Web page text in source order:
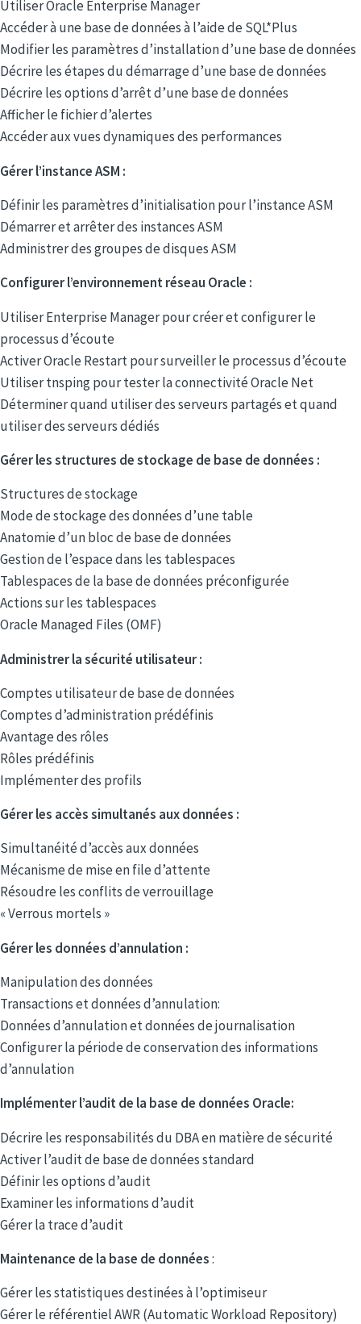
Utiliser Oracle Enterprise Manager
Accéder à une base de données à l’aide de SQL*Plus
Modifier les paramètres d’installation d’une base de données
Décrire les étapes du démarrage d’une base de données
Décrire les options d’arrêt d’une base de données
Afficher le fichier d’alertes
Accéder aux vues dynamiques des performances
Gérer l’instance ASM :
Définir les paramètres d’initialisation pour l’instance ASM
Démarrer et arrêter des instances ASM
Administrer des groupes de disques ASM
Configurer l’environnement réseau Oracle :
Utiliser Enterprise Manager pour créer et configurer le
processus d’écoute
Activer Oracle Restart pour surveiller le processus d’écoute
Utiliser tnsping pour tester la connectivité Oracle Net
Déterminer quand utiliser des serveurs partagés et quand
utiliser des serveurs dédiés
Gérer les structures de stockage de base de données :
Structures de stockage
Mode de stockage des données d’une table
Anatomie d’un bloc de base de données
Gestion de l’espace dans les tablespaces
Tablespaces de la base de données préconfigurée
Actions sur les tablespaces
Oracle Managed Files (OMF)
Administrer la sécurité utilisateur :
Comptes utilisateur de base de données
Comptes d’administration prédéfinis
Avantage des rôles
Rôles prédéfinis
Implémenter des profils
Gérer les accès simultanés aux données :
Simultanéité d’accès aux données
Mécanisme de mise en file d’attente
Résoudre les conflits de verrouillage
« Verrous mortels »
Gérer les données d’annulation :
Manipulation des données
Transactions et données d’annulation:
Données d’annulation et données de journalisation
Configurer la période de conservation des informations
d’annulation
Implémenter l’audit de la base de données Oracle:
Décrire les responsabilités du DBA en matière de sécurité
Activer l’audit de base de données standard
Définir les options d’audit
Examiner les informations d’audit
Gérer la trace d’audit
Maintenance de la base de données:
Gérer les statistiques destinées à l’optimiseur
Gérer le référentiel AWR (Automatic Workload Repository)